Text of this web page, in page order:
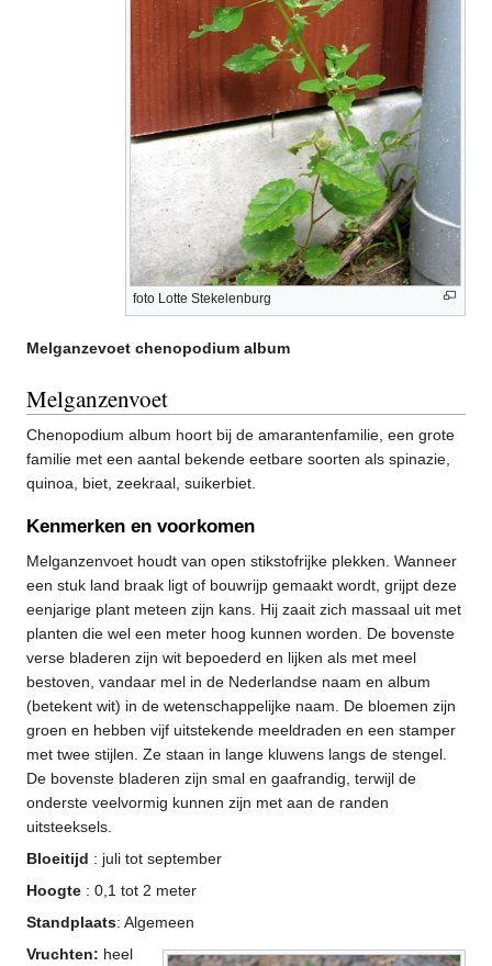
foto Lotte Stekelenburg
Melganzevoet chenopodium album
Melganzenvoet
Chenopodium album hoort bij de amarantenfamilie, een grote
familie met een aantal bekende eetbare soorten als spinazie,
quinoa, biet, zeekraal, suikerbiet.
Kenmerken en voorkomen
Melganzenvoet houdt van open stikstofrijke plekken. Wanneer
een stuk land braak ligt of bouwrijp gemaakt wordt, grijpt deze
eenjarige plant meteen zijn kans. Hij zaait zich massaal uit met
planten die wel een meter hoog kunnen worden. De bovenste
verse bladeren zijn wit bepoederd en lijken als met meel
bestoven, vandaar mel in de Nederlandse naam en album
(betekent wit) in de wetenschappelijke naam. De bloemen zijn
groen en hebben vijf uitstekende meeldraden en een stamper
met twee stijlen. Ze staan in lange kluwens langs de stengel.
De bovenste bladeren zijn smal en gaafrandig, terwijl de
onderste veelvormig kunnen zijn met aan de randen
uitsteeksels.
Bloeitijd : juli tot september
Hoogte : 0,1 tot 2 meter
Standplaats: Algemeen
Vruchten: heel